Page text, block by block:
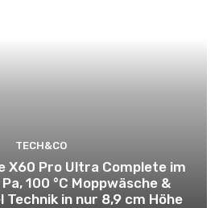
TECH&CO
X60 Pro Ultra Complete im
100 °C Moppwäsche &
in nur 8,9 cm Höhe